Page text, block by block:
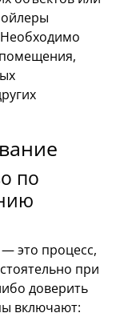
по
— это процесс,
при
доверить
включают: